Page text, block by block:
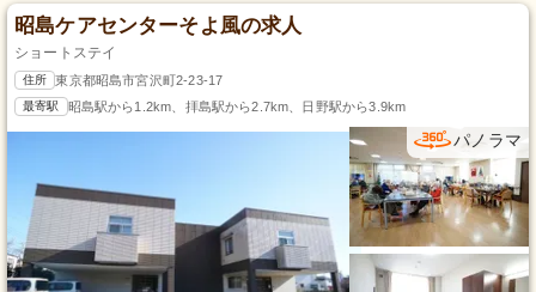
昭島ケアセンターそよ風の求人
ショートステイ
住所 東京都昭島市宮沢町2-23-17
最寄駅 昭島駅から1.2km、拝島駅から2.7km、日野駅から3.9km
パノラマ